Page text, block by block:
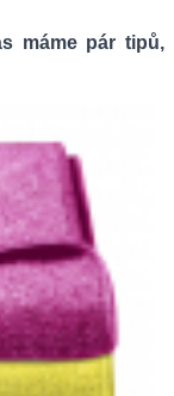
máme pár tipů,